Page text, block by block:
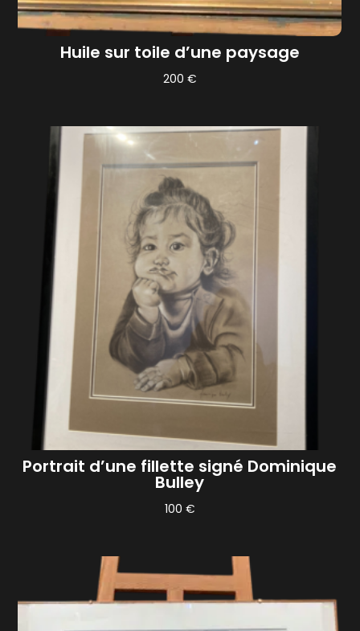
Huile sur toile d’une paysage
200 €
Portrait d’une fillette signé Dominique
Bulley
100 €